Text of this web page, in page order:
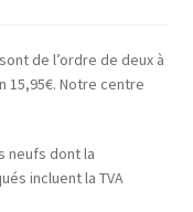
de l’ordre de deux à
15,95€. Notre centre
neufs dont la
incluent la TVA